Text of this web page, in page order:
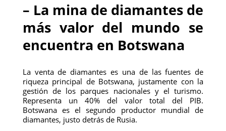
– La mina de diamantes de
más valor del mundo se
encuentra en Botswana
La venta de diamantes es una de las fuentes de
riqueza principal de Botswana, justamente con la
gestión de los parques nacionales y el turismo.
Representa un 40% del valor total del PIB.
Botswana es el segundo productor mundial de
diamantes, justo detrás de Rusia.